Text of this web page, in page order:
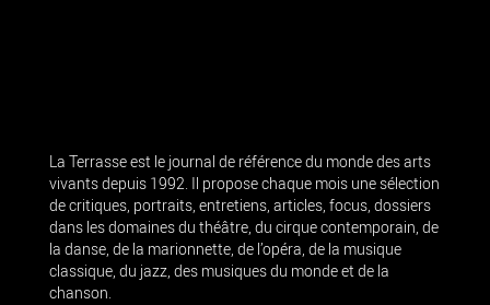
La Terrasse est le journal de référence du monde des arts
vivants depuis 1992. Il propose chaque mois une sélection
de critiques, portraits, entretiens, articles, focus, dossiers
dans les domaines du théâtre, du cirque contemporain, de
la danse, de la marionnette, de l’opéra, de la musique
classique, du jazz, des musiques du monde et de la
chanson.